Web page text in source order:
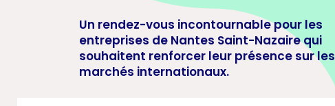
Un rendez-vous incontournable pour les
entreprises de Nantes Saint-Nazaire qui
souhaitent renforcer leur présence sur les
marchés internationaux.